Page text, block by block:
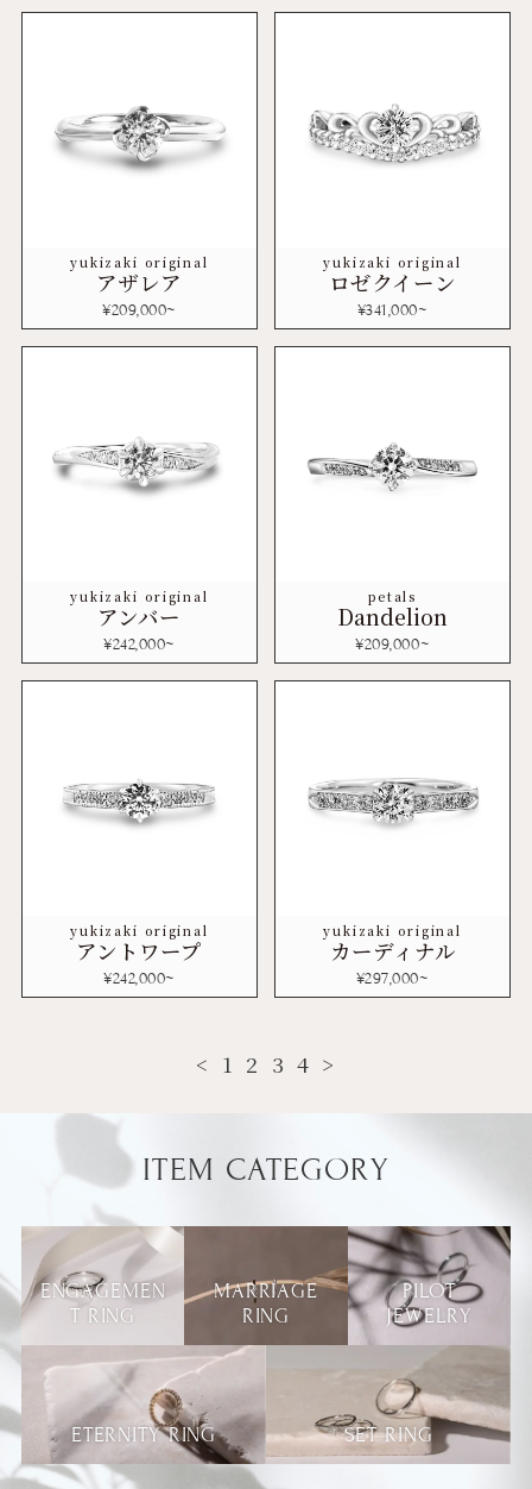
yukizaki original
アザレア
¥209,000~
yukizaki original
ロゼクイーン
¥341,000~
yukizaki original
アンバー
¥242,000~
petals
Dandelion
¥209,000~
yukizaki original
アントワープ
¥242,000~
yukizaki original
カーディナル
¥297,000~
< 1 2 3 4 >
ITEM CATEGORY
ENGAGEMEN
T RING
MARRIAGE
RING
PILOT
JEWELRY
ETERNITY RING SET RING